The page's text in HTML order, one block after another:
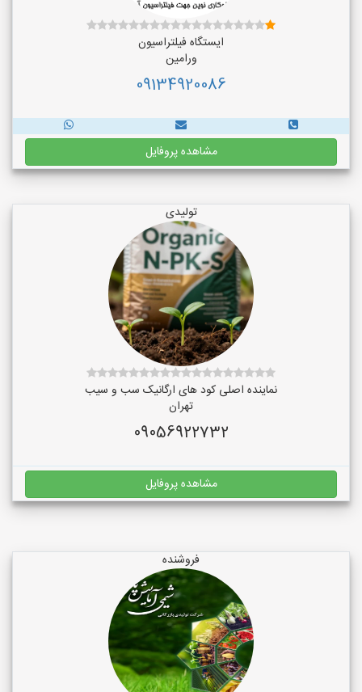
ایستگاه فیلتراسیون
ورامین
09134920086
مشاهده پروفایل
تولیدی
نماینده اصلی کود های ارگانیک سب و سیب
تهران
09056922732
مشاهده پروفایل
فروشنده